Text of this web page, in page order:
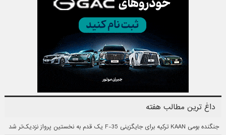
داغ ترین مطالب هفته
جنگنده بومی KAAN ترکیه برای جایگزینی F-35 یک قدم به نخستین پرواز نزدیک‌تر شد